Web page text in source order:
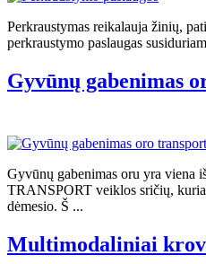
Perkraustymas reikalauja žinių,
perkraustymo paslaugas
Gyvūnų gabenimas
Gyvūnų gabenimas oru yra viena
TRANSPORT veiklos sričių,
dėmesio. Š ...
Multimodaliniai